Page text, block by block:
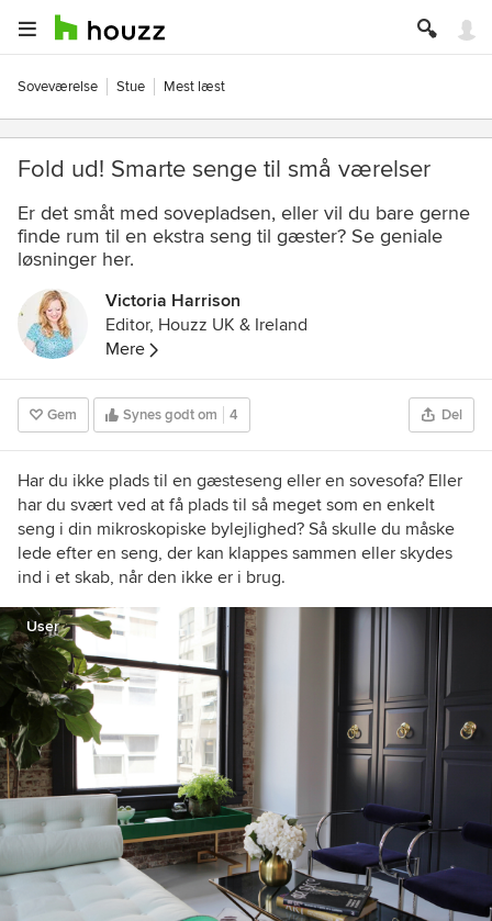
Soveværelse Stue Mest læst
Fold ud! Smarte senge til små værelser
Er det småt med sovepladsen, eller vil du bare gerne
finde rum til en ekstra seng til gæster? Se geniale
løsninger her.
Victoria Harrison
Editor, Houzz UK & Ireland
Mere
Gem Synes godt om 4 Del
Har du ikke plads til en gæsteseng eller en sovesofa? Eller
har du svært ved at få plads til så meget som en enkelt
seng i din mikroskopiske bylejlighed? Så skulle du måske
lede efter en seng, der kan klappes sammen eller skydes
ind i et skab, når den ikke er i brug.
User